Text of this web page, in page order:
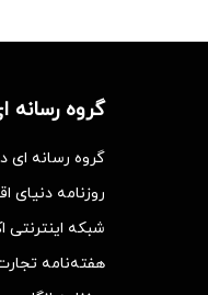
گروه رسانه
گروه رسانه ای
روزنامه دنیای
شبکه اینترنتی
هفته‌نامه